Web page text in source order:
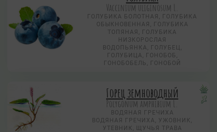
Vaccinium uliginosum L.
ГОЛУБИКА БОЛОТНАЯ, ГОЛУБИКА
ОБЫКНОВЕННАЯ, ГОЛУБИКА
ТОПЯНАЯ, ГОЛУБИКА
НИЗКОРОСЛАЯ
ВОДОПЬЯНКА, ГОЛУБЕЦ,
ГОЛУБИЦА, ГОНОБОБ,
ГОНОБОБЕЛЬ, ГОНОБОЙ
Горец земноводный
Polygonum amphibium L.
ВОДЯНАЯ ГРЕЧИХА
ВОДЯНАЯ ГРЕЧИХА, УЖОВНИК,
УТЕВНИК, ЩУЧЬЯ ТРАВА